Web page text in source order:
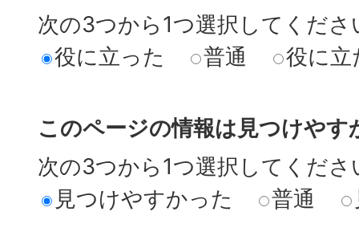
次の3つから1つ選択してくださ
役に立った
普通 役に立
このページの情報は見つけやす
次の3つから1つ選択してくださ
見つけやすかった
普通